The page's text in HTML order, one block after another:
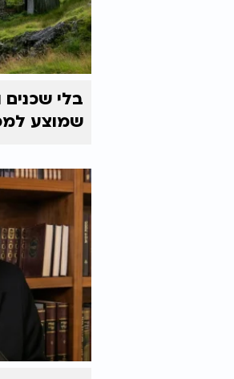
בלי
שמוצע